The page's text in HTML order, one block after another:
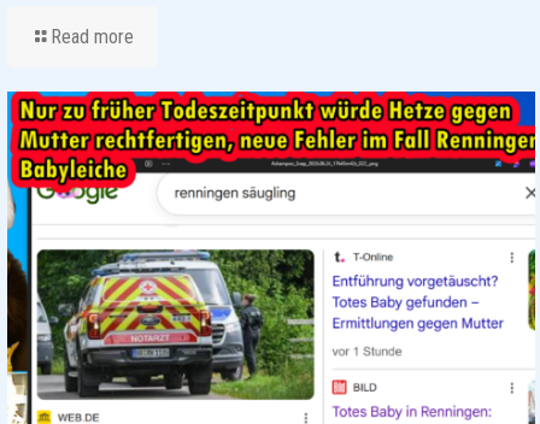
Read more